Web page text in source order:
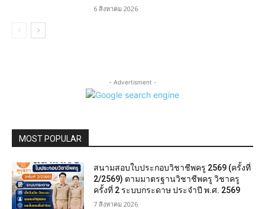
6 สิงหาคม 2026
- Advertisment -
MOST POPULAR
สนามสอบใบประกอบวิชาชีพครู 2569 (ครั้งที่
2/2569) ตามมาตรฐานวิชาชีพครู วิชาครู
ครั้งที่ 2 ระบบกระดาษ ประจำปี พ.ศ. 2569
7 สิงหาคม 2026